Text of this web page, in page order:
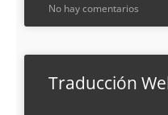
No hay comentarios
Traducción